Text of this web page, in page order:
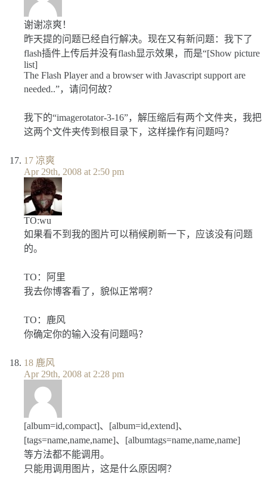
谢谢凉爽！
昨天提的问题已经自行解决。现在又有新问题：我下了
flash插件上传后并没有flash显示效果，而是“[Show picture
list]
The Flash Player and a browser with Javascript support are
needed..”，请问何故？
我下的“imagerotator-3-16”，解压缩后有两个文件夹，我把
这两个文件夹传到根目录下，这样操作有问题吗？
17 凉爽
Apr 29th, 2008 at 2:50 pm
TO:wu
如果看不到我的图片可以稍候刷新一下，应该没有问题
的。
TO：阿里
我去你博客看了，貌似正常啊？
TO：鹿风
你确定你的输入没有问题吗？
18 鹿风
Apr 29th, 2008 at 2:28 pm
[album=id,compact]、[album=id,extend]、
[tags=name,name,name]、[albumtags=name,name,name]
等方法都不能调用。
只能用调用图片，这是什么原因啊？